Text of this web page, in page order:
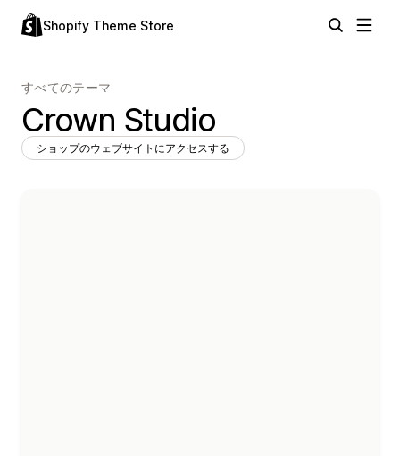
Shopify Theme Store
すべてのテーマ
Crown Studio
ショップのウェブサイトにアクセスする